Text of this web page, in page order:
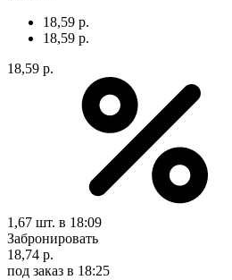
18,59 р.
18,59 р.
18,59 р.
1,67 шт. в 18:09
Забронировать
18,74 р.
под заказ в 18:25